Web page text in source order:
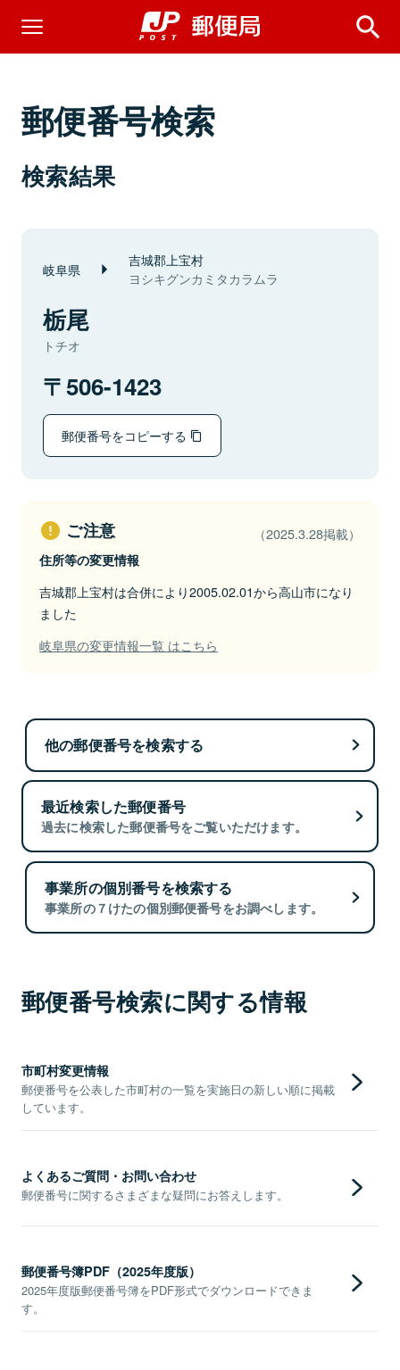
郵便番号検索
検索結果
岐阜県 吉城郡上宝村
ヨシキグンカミタカラムラ
栃尾
トチオ
506-1423
郵便番号をコピーする
ご注意 （2025.3.28掲載）
住所等の変更情報
吉城郡上宝村は合併により2005.02.01から高山市になり
ました
岐阜県の変更情報一覧 はこちら
他の郵便番号を検索する
最近検索した郵便番号
過去に検索した郵便番号をご覧いただけます。
事業所の個別番号を検索する
事業所の７けたの個別郵便番号をお調べします。
郵便番号検索に関する情報
市町村変更情報
郵便番号を公表した市町村の一覧を実施日の新しい順に掲載
しています。
よくあるご質問・お問い合わせ
郵便番号に関するさまざまな疑問にお答えします。
郵便番号簿PDF（2025年度版）
2025年度版郵便番号簿をPDF形式でダウンロードできま
す。